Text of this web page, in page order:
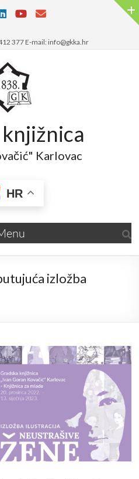
377 E-mail: info@gkka.hr
Karlovac
HR
izložba